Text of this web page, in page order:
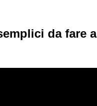
da fare a